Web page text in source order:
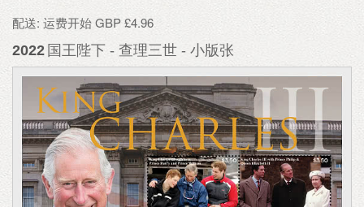
配送: 运费开始 GBP £4.96
2022 国王陛下 - 查理三世 - 小版张